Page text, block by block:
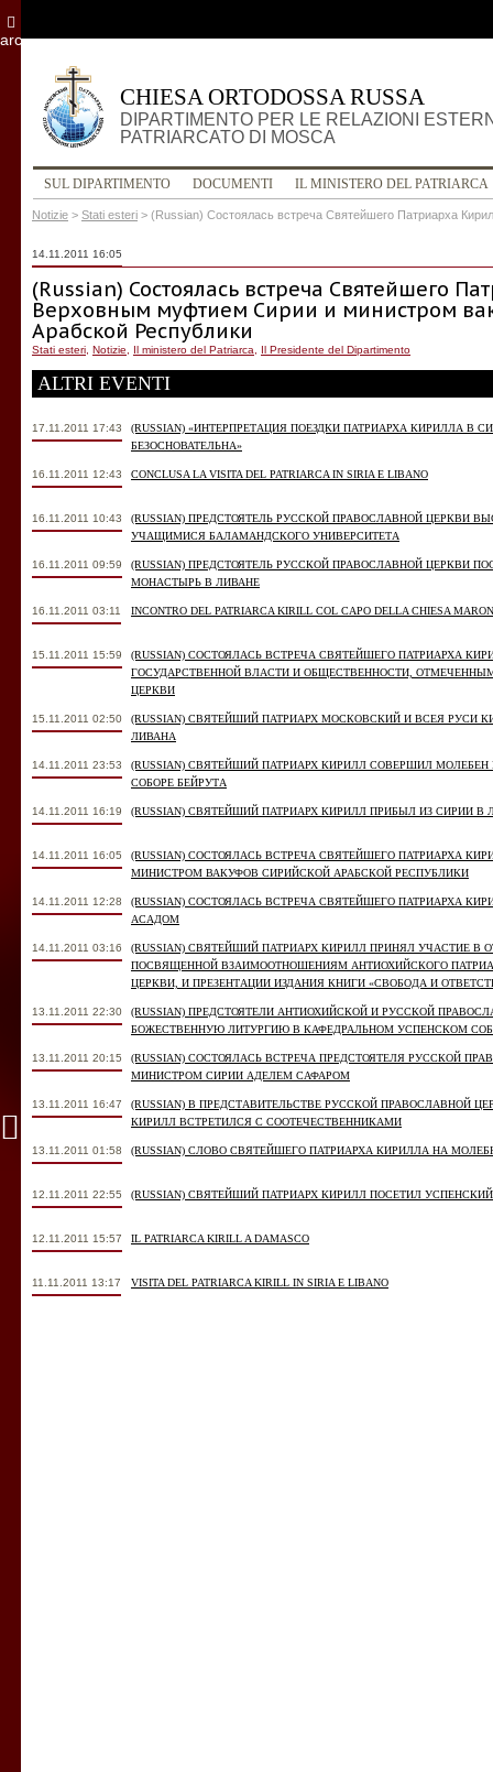
CHIESA ORTODOSSA RUSSA
DIPARTIMENTO PER LE RELAZIONI
PATRIARCATO DI MOSCA
SUL DIPARTIMENTO DOCUMENTI IL MINISTERO DEL PATRIARCA
Notizie > Stati esteri > (Russian) Состоялась встреча Святейшего Патриарха
14.11.2011 16:05
(Russian) Состоялась встреча Святейшего
Верховным муфтием Сирии и министром
Арабской Республики
Stati esteri Notizie Il ministero del Patriarca Il Presidente del Dipartimento
ALTRI EVENTI
17.11.2011 17:43
(RUSSIAN) «ИНТЕРПРЕТАЦИЯ ПОЕЗДКИ ПАТРИАРХА КИРИЛЛА
БЕЗОСНОВАТЕЛЬНА»
16.11.2011 12:43 CONCLUSA LA VISITA DEL PATRIARCA IN SIRIA E LIBANO
16.11.2011 10:43
(RUSSIAN) ПРЕДСТОЯТЕЛЬ РУССКОЙ ПРАВОСЛАВНОЙ ЦЕРКВИ
УЧАЩИМИСЯ БАЛАМАНДСКОГО УНИВЕРСИТЕТА
16.11.2011 09:59
(RUSSIAN) ПРЕДСТОЯТЕЛЬ РУССКОЙ ПРАВОСЛАВНОЙ ЦЕРКВИ
МОНАСТЫРЬ В ЛИВАНЕ
16.11.2011 03:11 INCONTRO DEL PATRIARCA KIRILL COL CAPO DELLA CHIESA
15.11.2011 15:59
(RUSSIAN) СОСТОЯЛАСЬ ВСТРЕЧА СВЯТЕЙШЕГО ПАТРИАРХА
ГОСУДАРСТВЕННОЙ ВЛАСТИ И ОБЩЕСТВЕННОСТИ,
ЦЕРКВИ
15.11.2011 02:50
(RUSSIAN) СВЯТЕЙШИЙ ПАТРИАРХ МОСКОВСКИЙ И ВСЕЯ РУСИ
ЛИВАНА
14.11.2011 23:53
(RUSSIAN) СВЯТЕЙШИЙ ПАТРИАРХ КИРИЛЛ СОВЕРШИЛ
СОБОРЕ БЕЙРУТА
14.11.2011 16:19 (RUSSIAN) СВЯТЕЙШИЙ ПАТРИАРХ КИРИЛЛ ПРИБЫЛ ИЗ СИРИИ В
14.11.2011 16:05
(RUSSIAN) СОСТОЯЛАСЬ ВСТРЕЧА СВЯТЕЙШЕГО ПАТРИАРХА
МИНИСТРОМ ВАКУФОВ СИРИЙСКОЙ АРАБСКОЙ РЕСПУБЛИКИ
14.11.2011 12:28
(RUSSIAN) СОСТОЯЛАСЬ ВСТРЕЧА СВЯТЕЙШЕГО ПАТРИАРХА
АСАДОМ
14.11.2011 03:16
(RUSSIAN) СВЯТЕЙШИЙ ПАТРИАРХ КИРИЛЛ ПРИНЯЛ УЧАСТИЕ
ПОСВЯЩЕННОЙ ВЗАИМООТНОШЕНИЯМ АНТИОХИЙСКОГО
ЦЕРКВИ, И ПРЕЗЕНТАЦИИ ИЗДАНИЯ КНИГИ «СВОБОДА И
13.11.2011 22:30
(RUSSIAN) ПРЕДСТОЯТЕЛИ АНТИОХИЙСКОЙ И РУССКОЙ
БОЖЕСТВЕННУЮ ЛИТУРГИЮ В КАФЕДРАЛЬНОМ УСПЕНСКОМ
13.11.2011 20:15
(RUSSIAN) СОСТОЯЛАСЬ ВСТРЕЧА ПРЕДСТОЯТЕЛЯ РУССКОЙ
МИНИСТРОМ СИРИИ АДЕЛЕМ САФАРОМ
13.11.2011 16:47
(RUSSIAN) В ПРЕДСТАВИТЕЛЬСТВЕ РУССКОЙ ПРАВОСЛАВНОЙ
КИРИЛЛ ВСТРЕТИЛСЯ С СООТЕЧЕСТВЕННИКАМИ
13.11.2011 01:58 (RUSSIAN) СЛОВО СВЯТЕЙШЕГО ПАТРИАРХА КИРИЛЛА НА
12.11.2011 22:55 (RUSSIAN) СВЯТЕЙШИЙ ПАТРИАРХ КИРИЛЛ ПОСЕТИЛ
12.11.2011 15:57 IL PATRIARCA KIRILL A DAMASCO
11.11.2011 13:17 VISITA DEL PATRIARCA KIRILL IN SIRIA E LIBANO
archivio